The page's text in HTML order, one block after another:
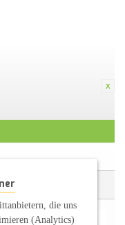
die uns
(Analytics)